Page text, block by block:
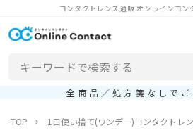
コンタクトレンズ通販 オンラインコ
全商品／処方箋なしでご
TOP 1日使い捨て(ワンデー)コンタクトレ